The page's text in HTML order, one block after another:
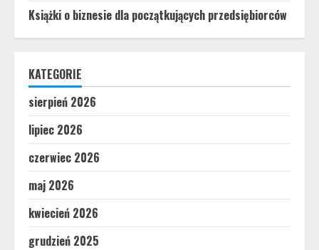
Książki o biznesie dla początkujących przedsiębiorców
KATEGORIE
sierpień 2026
lipiec 2026
czerwiec 2026
maj 2026
kwiecień 2026
grudzień 2025